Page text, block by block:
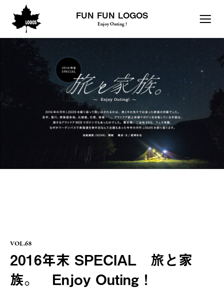
FUN FUN LOGOS
Enjoy Outing !
VOL.68
2016年末 SPECIAL 旅と家
族。 Enjoy Outing！